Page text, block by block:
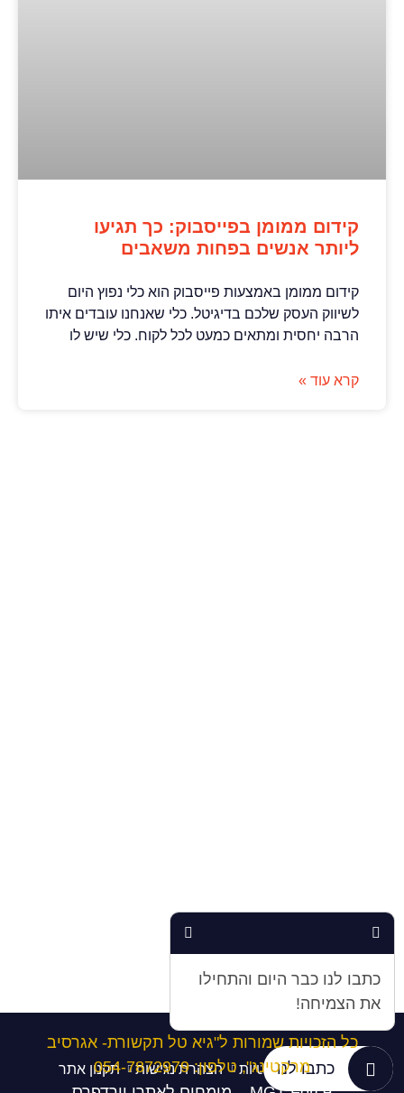
קידום ממומן בפייסבוק: כך תגיעו
ליותר אנשים בפחות משאבים
קידום ממומן באמצעות פייסבוק הוא כלי נפוץ היום
לשיווק העסק שלכם בדיגיטל. כלי שאנחנו עובדים איתו
הרבה יחסית ומתאים כמעט לכל לקוח. כלי שיש לו
קרא עוד »
כל הזכויות שמורות ל"גיא טל תקשורת- אגרסיב
מרקטינג", טלפון:
054-7872979 מדיניות פרטיות הצהרת נגישות תקנון אתר
כתבו לנו כבר היום והתחילו
את הצמיחה!
כתבו לנו